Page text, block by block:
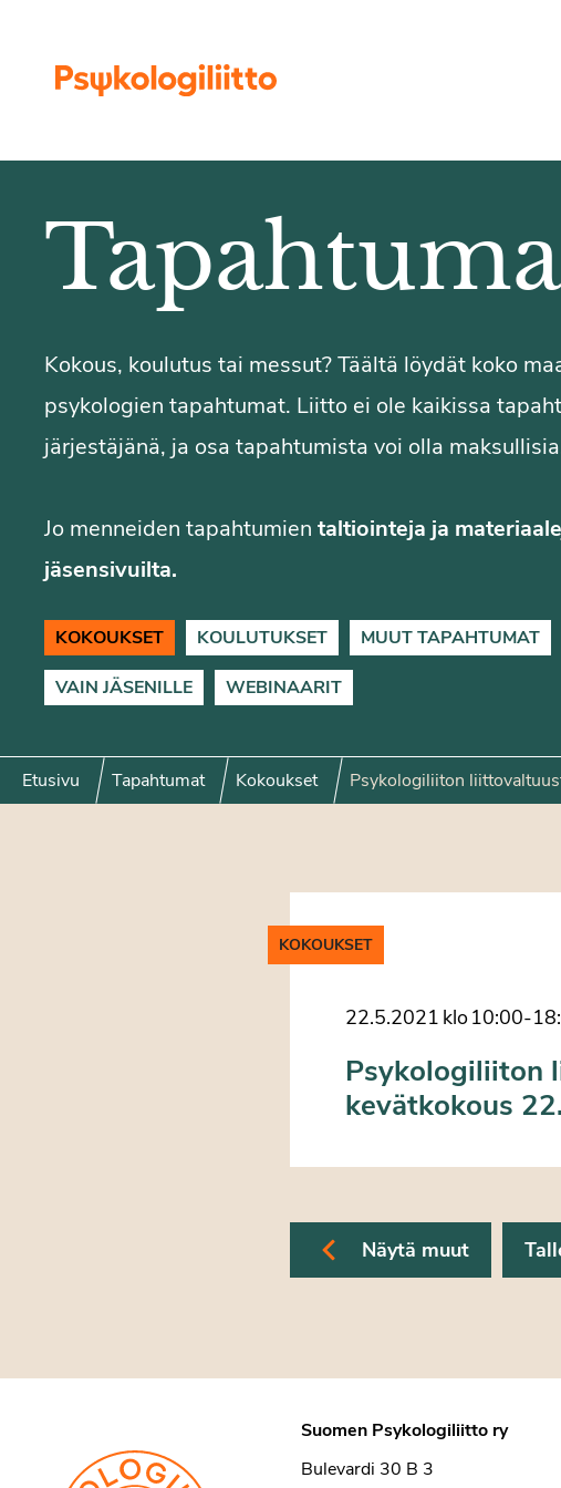
Kokous, koulutus tai messut? Täältä löydät koko
psykologien tapahtumat. Liitto ei ole kaikissa
järjestäjänä, ja osa tapahtumista voi olla
Jo menneiden tapahtumien taltiointeja ja
jäsensivuilta.
KOKOUKSET KOULUTUKSET MUUT TAPAHTUMAT
VAIN JÄSENILLE WEBINAARIT
Etusivu Tapahtumat Kokoukset Psykologiliiton
KOKOUKSET
22.5.2021 klo10:00-
Psykologiliiton
kevätkokous
Näytä muut
Suomen Psykologiliitto ry
Bulevardi 30 B 3